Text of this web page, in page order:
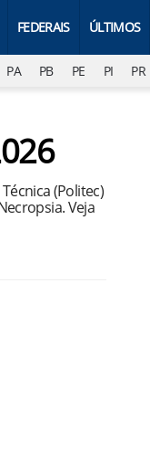
FEDERAIS ÚLTIMOS
PA PB PE PI PR
(Politec)
Veja